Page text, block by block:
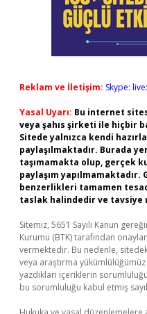
Reklam ve İletişim: Skype:
Yasal Uyarı: Bu internet
veya şahıs şirketi ile hiçbir
Sitede yalnızca kendi
paylaşılmaktadır. Burada
taşımamakta olup, gerçek
paylaşım
benzerlikleri tamamen
taslak halindedir ve tavsiye
Sitemiz, 5651 Sayılı Kanun
Kurumu (BTK) tarafından
vermektedir. Bu nedenle,
veya araştırma
yazdıkları içeriklerin
bu sorumluluğu kabul etmiş